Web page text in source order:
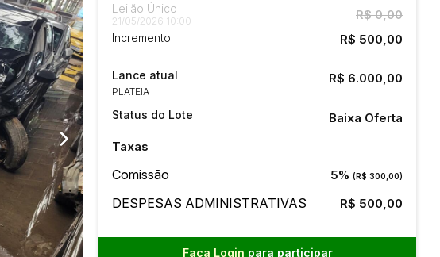
Leilão Único
21/05/2026 10:00 R$ 0,00
Incremento R$ 500,00
Lance atual
PLATEIA
R$ 6.000,00
Status do Lote
Baixa Oferta
Taxas
Comissão 5% (R$ 300,00)
DESPESAS ADMINISTRATIVAS R$ 500,00
Faça Login para participar